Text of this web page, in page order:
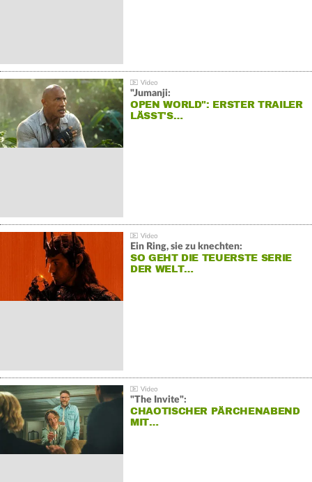
"Jumanji:
OPEN WORLD": ERSTER TRAILER
LÄSST'S…
Ein Ring, sie zu knechten:
SO GEHT DIE TEUERSTE SERIE
DER WELT…
"The Invite":
CHAOTISCHER PÄRCHENABEND
MIT…